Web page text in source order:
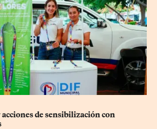
de sensibilización con